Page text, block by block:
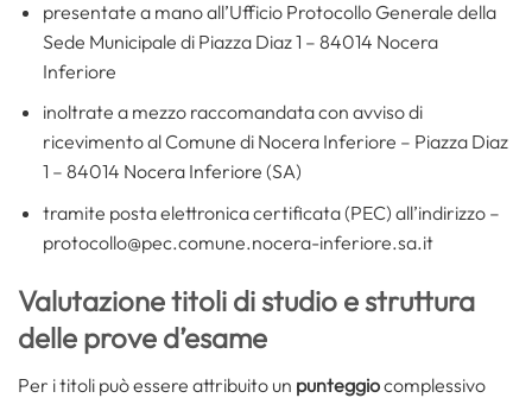
presentate a mano all’Ufficio Protocollo Generale della
Sede Municipale di Piazza Diaz 1 – 84014 Nocera
Inferiore
inoltrate a mezzo raccomandata con avviso di
ricevimento al Comune di Nocera Inferiore – Piazza Diaz
1 – 84014 Nocera Inferiore (SA)
tramite posta elettronica certificata (PEC) all’indirizzo –
protocollo@pec.comune.nocera-inferiore.sa.it
Valutazione titoli di studio e struttura
delle prove d’esame
Per i titoli può essere attribuito un punteggiocomplessivo